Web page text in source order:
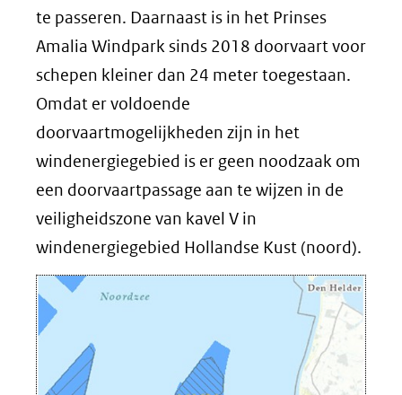
te passeren. Daarnaast is in het Prinses
Amalia Windpark sinds 2018 doorvaart voor
schepen kleiner dan 24 meter toegestaan.
Omdat er voldoende
doorvaartmogelijkheden zijn in het
windenergiegebied is er geen noodzaak om
een doorvaartpassage aan te wijzen in de
veiligheidszone van kavel V in
windenergiegebied Hollandse Kust (noord).